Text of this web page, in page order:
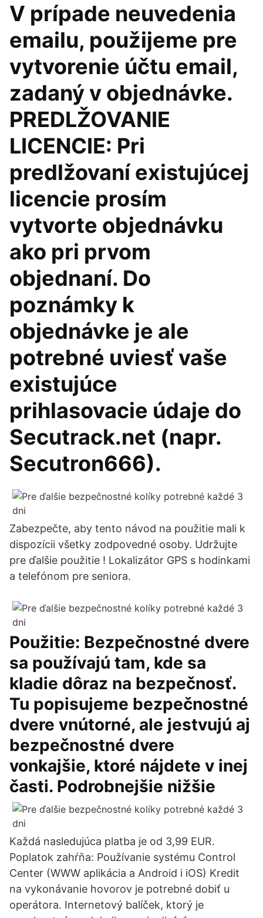
V prípade neuvedenia
emailu, použijeme pre
vytvorenie účtu email,
zadaný v objednávke.
PREDLŽOVANIE
LICENCIE: Pri
predlžovaní existujúcej
licencie prosím
vytvorte objednávku
ako pri prvom
objednaní. Do
poznámky k
objednávke je ale
potrebné uviesť vaše
existujúce
prihlasovacie údaje do
Secutrack.net (napr.
Secutron666).
Zabezpečte, aby tento návod na použitie mali k
dispozícii všetky zodpovedné osoby. Udržujte
pre ďalšie použitie ! Lokalizátor GPS s hodinkami
a telefónom pre seniora.
Použitie: Bezpečnostné dvere
sa používajú tam, kde sa
kladie dôraz na bezpečnosť.
Tu popisujeme bezpečnostné
dvere vnútorné, ale jestvujú aj
bezpečnostné dvere
vonkajšie, ktoré nájdete v inej
časti. Podrobnejšie nižšie
Každá nasledujúca platba je od 3,99 EUR.
Poplatok zahŕňa: Používanie systému Control
Center (WWW aplikácia a Android i iOS) Kredit
na vykonávanie hovorov je potrebné dobiť u
operátora. Internetový balíček, ktorý je